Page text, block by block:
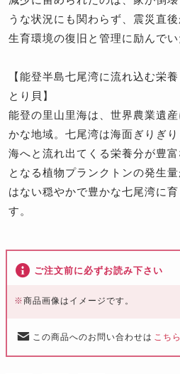
うな状況にも関わらず、震災直
生育環境の復旧と管理に励んでい
【能登半島七尾湾に流れ込む栄
とり貝】
能登の里山里海は、世界農業遺
かな地域。七尾湾は海面ぎりぎ
海へと流れ出てくる栄養分が豊
となる植物プランクトンの発生
はない穏やかで豊かな七尾湾に
す。
ご注文前に必ずお読み下さい
※商品画像はイメージです。
この商品へのお問い合わせは こち